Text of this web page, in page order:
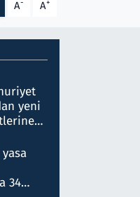
A- A+
yeni
kararı
34